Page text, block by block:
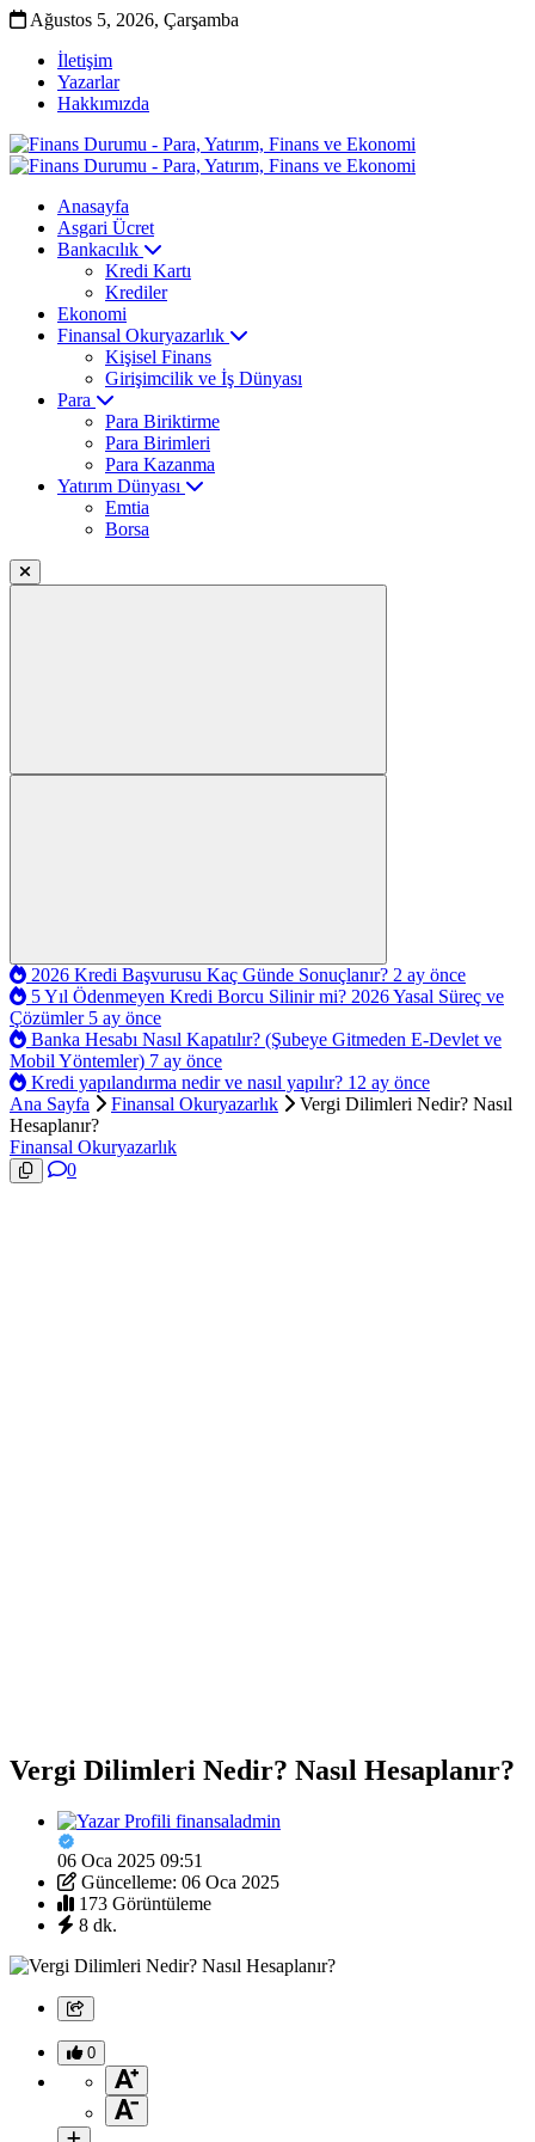
Ağustos 5, 2026, Çarşamba
İletişim
Yazarlar
Hakkımızda
Anasayfa
Asgari Ücret
Bankacılık
Kredi Kartı
Krediler
Ekonomi
Finansal Okuryazarlık
Kişisel Finans
Girişimcilik ve İş Dünyası
Para
Para Biriktirme
Para Birimleri
Para Kazanma
Yatırım Dünyası
Emtia
Borsa
2026 Kredi Başvurusu Kaç Günde Sonuçlanır? 2 ay önce
5 Yıl Ödenmeyen Kredi Borcu Silinir mi? 2026 Yasal Süreç ve
Çözümler 5 ay önce
Banka Hesabı Nasıl Kapatılır? (Şubeye Gitmeden E-Devlet ve
Mobil Yöntemler) 7 ay önce
Kredi yapılandırma nedir ve nasıl yapılır? 12 ay önce
Ana Sayfa
Finansal Okuryazarlık
Vergi Dilimleri Nedir? Nasıl
Hesaplanır?
Finansal Okuryazarlık
0
Vergi Dilimleri Nedir? Nasıl Hesaplanır?
finansaladmin
06 Oca 2025 09:51
Güncelleme: 06 Oca 2025
173 Görüntüleme
8 dk.
0